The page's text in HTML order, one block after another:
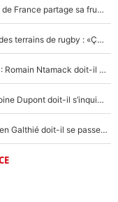
Mis de côté par Fabien Galthié, un joueur du XV de France partage sa frustration : «ils ne me l’ont pas dit tout de suite»
La raison d'être de Matthieu Jalibert en dehors des terrains de rugby : «Ça m'atteint autant que si tu touches à un membre de ma famille»
XV de France - Matthieu Jalibert a tout changé : Romain Ntamack doit-il s’inquiéter pour sa place à un an de la Coupe du monde ?
«Le XV de France est meilleur avec Lucu» : Antoine Dupont doit-il s’inquiéter pour sa place ?
Le XV de France a trouvé son remplaçant : Fabien Galthié doit-il se passer d'Antoine Dupont ?